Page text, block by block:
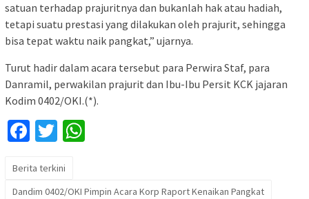
satuan terhadap prajuritnya dan bukanlah hak atau hadiah,
tetapi suatu prestasi yang dilakukan oleh prajurit, sehingga
bisa tepat waktu naik pangkat,” ujarnya.
Turut hadir dalam acara tersebut para Perwira Staf, para
Danramil, perwakilan prajurit dan Ibu-Ibu Persit KCK jajaran
Kodim 0402/OKI.(*).
Facebook
Twitter
Berita terkini
Dandim 0402/OKI Pimpin Acara Korp Raport Kenaikan Pangkat